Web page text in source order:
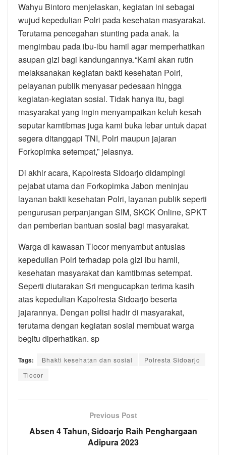
Wahyu Bintoro menjelaskan, kegiatan ini sebagai
wujud kepedulian Polri pada kesehatan masyarakat.
Terutama pencegahan stunting pada anak. Ia
mengimbau pada ibu-ibu hamil agar memperhatikan
asupan gizi bagi kandungannya.“Kami akan rutin
melaksanakan kegiatan bakti kesehatan Polri,
pelayanan publik menyasar pedesaan hingga
kegiatan-kegiatan sosial. Tidak hanya itu, bagi
masyarakat yang ingin menyampaikan keluh kesah
seputar kamtibmas juga kami buka lebar untuk dapat
segera ditanggapi TNI, Polri maupun jajaran
Forkopimka setempat,” jelasnya.
Di akhir acara, Kapolresta Sidoarjo didampingi
pejabat utama dan Forkopimka Jabon meninjau
layanan bakti kesehatan Polri, layanan publik seperti
pengurusan perpanjangan SIM, SKCK Online, SPKT
dan pemberian bantuan sosial bagi masyarakat.
Warga di kawasan Tlocor menyambut antusias
kepedulian Polri terhadap pola gizi ibu hamil,
kesehatan masyarakat dan kamtibmas setempat.
Seperti diutarakan Sri mengucapkan terima kasih
atas kepedulian Kapolresta Sidoarjo beserta
jajarannya. Dengan polisi hadir di masyarakat,
terutama dengan kegiatan sosial membuat warga
begitu diperhatikan. sp
Tags: Bhakti kesehatan dan sosial
Polresta Sidoarjo
Tlocor
Previous Post
Absen 4 Tahun, Sidoarjo Raih Penghargaan
Adipura 2023